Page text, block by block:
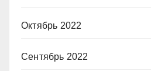
Октябрь 2022
Сентябрь 2022